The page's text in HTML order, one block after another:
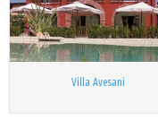
Villa Avesani